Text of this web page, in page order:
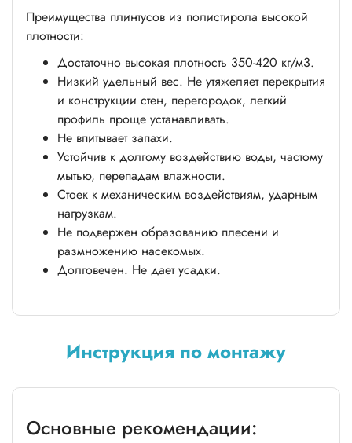
Преимущества плинтусов из полистирола высокой
плотности:
Достаточно высокая плотность 350-420 кг/м3.
Низкий удельный вес. Не утяжеляет перекрытия
и конструкции стен, перегородок, легкий
профиль проще устанавливать.
Не впитывает запахи.
Устойчив к долгому воздействию воды, частому
мытью, перепадам влажности.
Стоек к механическим воздействиям, ударным
нагрузкам.
Не подвержен образованию плесени и
размножению насекомых.
Долговечен. Не дает усадки.
Инструкция по монтажу
Основные рекомендации: